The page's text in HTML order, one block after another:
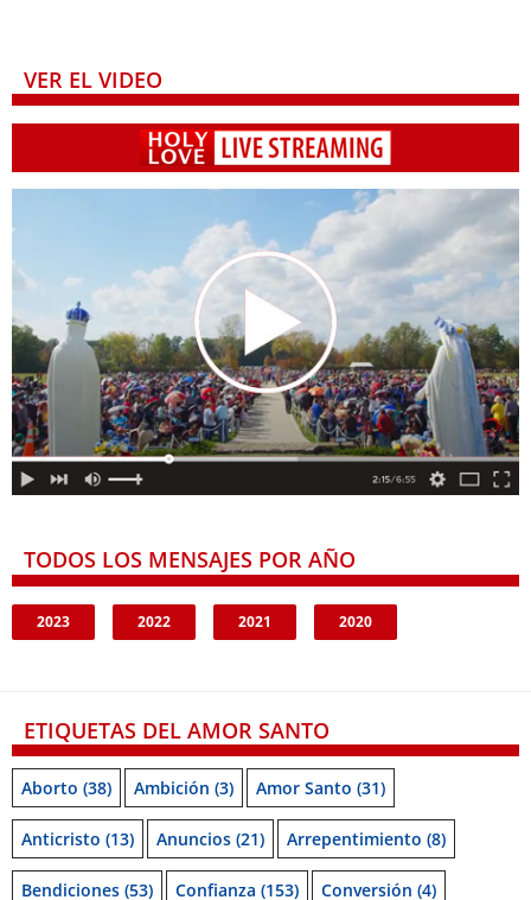
VER EL VIDEO
TODOS LOS MENSAJES POR AÑO
2023 2022 2021 2020
ETIQUETAS DEL AMOR SANTO
Aborto (38) Ambición (3) Amor Santo (31)
Anticristo (13) Anuncios (21) Arrepentimiento (8)
Bendiciones (53) Confianza (153) Conversión (4)